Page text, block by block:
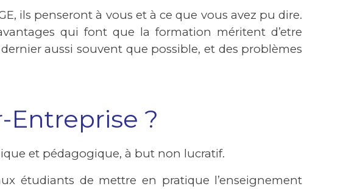
ils penseront à vous et à ce que vous avez pu dire.
qui font que la formation méritent d’etre
aussi souvent que possible, et des problèmes
Entreprise ?
et pédagogique, à but non lucratif.
étudiants de mettre en pratique l’enseignement